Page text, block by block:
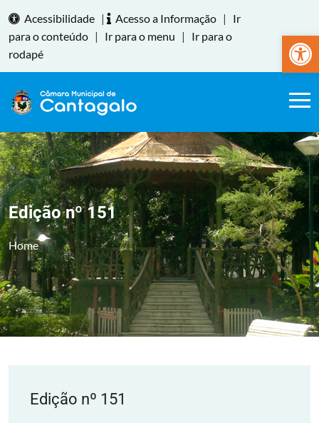
Abrir
Acessibilidade | Acesso a Informação |
Ir
para o conteúdo | Ir para o menu |
Ir para o
rodapé
Edição nº 151
Home
Edição nº 151